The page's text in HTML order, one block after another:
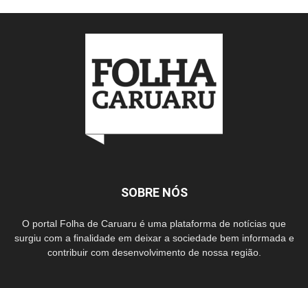
SOBRE NÓS
O portal Folha de Caruaru é uma plataforma de notícias que
surgiu com a finalidade em deixar a sociedade bem informada e
contribuir com desenvolvimento de nossa região.